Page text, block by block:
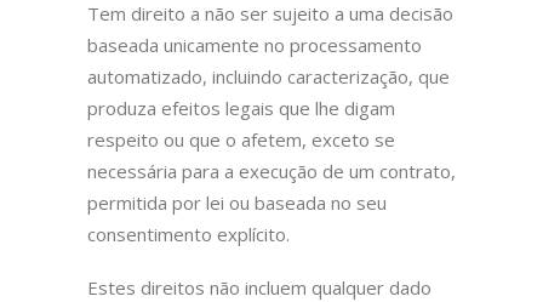
Tem direito a não ser sujeito a uma decisão
baseada unicamente no processamento
automatizado, incluindo caracterização, que
produza efeitos legais que lhe digam
respeito ou que o afetem, exceto se
necessária para a execução de um contrato,
permitida por lei ou baseada no seu
consentimento explícito.
Estes direitos não incluem qualquer dado